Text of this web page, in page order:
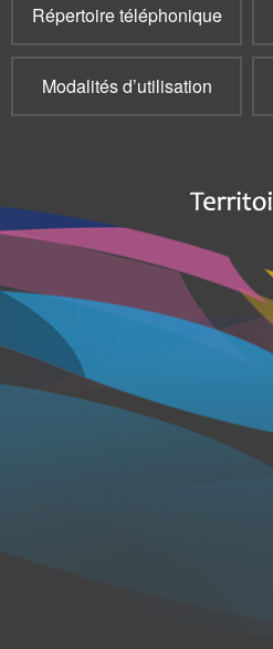
Répertoire téléphonique
Modalités d’utilisation